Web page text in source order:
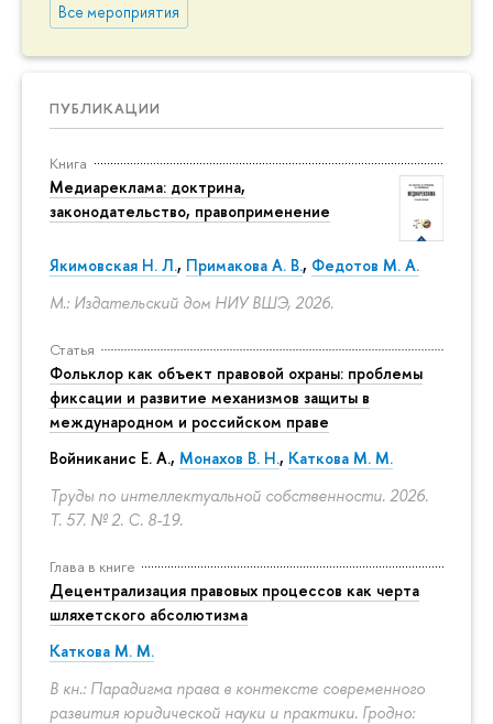
Все мероприятия
ПУБЛИКАЦИИ
Книга
Медиареклама: доктрина,
законодательство, правоприменение
Якимовская Н. Л., Примакова А. В., Федотов М. А.
М.: Издательский дом НИУ ВШЭ, 2026.
Статья
Фольклор как объект правовой охраны: проблемы
фиксации и развитие механизмов защиты в
международном и российском праве
Войниканис Е. А., Монахов В. Н., Каткова М. М.
Труды по интеллектуальной собственности. 2026.
Т. 57. № 2. С. 8-19.
Глава в книге
Децентрализация правовых процессов как черта
шляхетского абсолютизма
Каткова М. М.
В кн.: Парадигма права в контексте современного
развития юридической науки и практики. Гродно: